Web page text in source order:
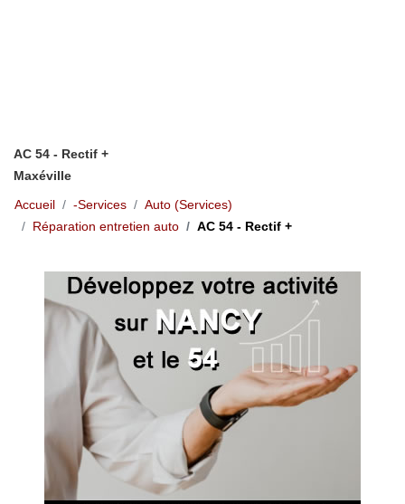
AC 54 - Rectif +
Maxéville
Accueil
-Services
Auto (Services)
Réparation entretien auto
AC 54 - Rectif +